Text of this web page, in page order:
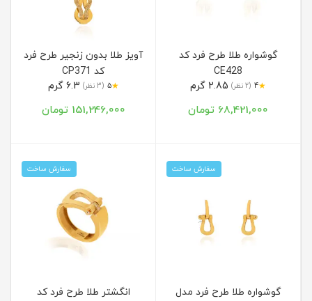
گوشواره طلا طرح فرد کد
CE428
★
4 (2 نظر)
68,421,000 تومان
آویز طلا بدون زنجیر طرح فرد
کد CP371
★
5 (3 نظر)
151,246,000 تومان
سفارش ساخت
گوشواره طلا طرح فرد مدل
سفارش ساخت
انگشتر طلا طرح فرد کد